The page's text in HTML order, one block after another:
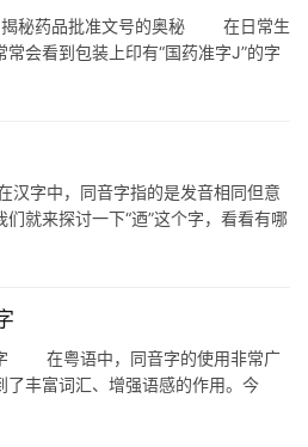
秘药品批准文号的奥秘 在日常生
会看到包装上印有“国药准字J”的字
字中，同音字指的是发音相同但意
就来探讨一下“迺”这个字，看看有哪
在粤语中，同音字的使用非常广
了丰富词汇、增强语感的作用。今